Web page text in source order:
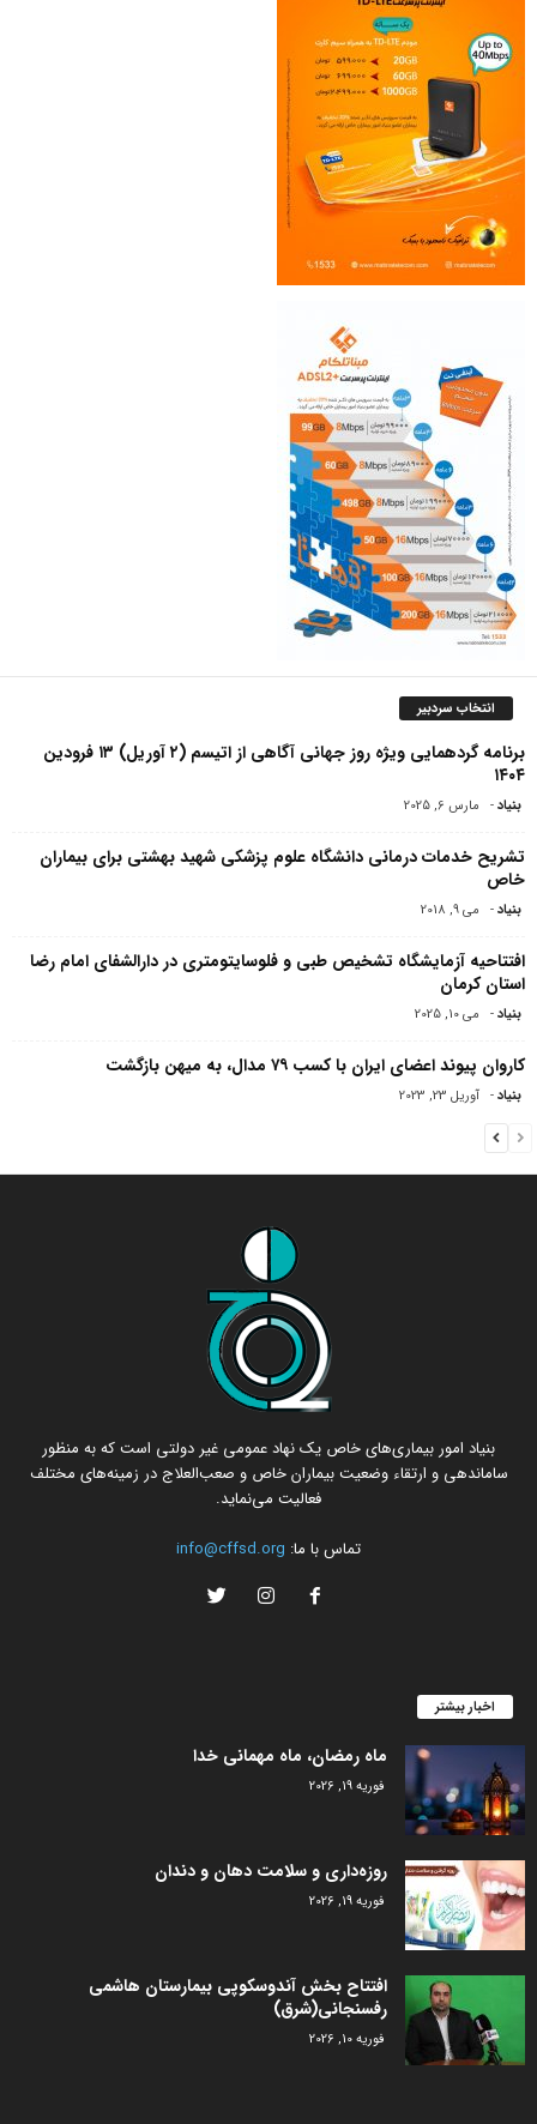
انتخاب سردبیر
برنامه گردهمایی ویژه روز جهانی آگاهی از اتیسم (۲ آوریل) ۱۳ فرودین
۱۴۰۴
بنیاد- مارس 6, 2025
تشریح خدمات درمانی دانشگاه علوم پزشکی شهید بهشتی برای بیماران
خاص
بنیاد- می 9, 2018
افتتاحیه آزمایشگاه تشخیص طبی و فلوسایتومتری در دارالشفای امام رضا
استان کرمان
بنیاد- می 10, 2025
کاروان پیوند اعضای ایران با کسب ۷۹ مدال، به میهن بازگشت
بنیاد- آوریل 23, 2023
بنیاد امور بیماری‌های خاص یک نهاد عمومی غیر دولتی است که به منظور
ساماندهی و ارتقاء وضعیت بیماران خاص و صعب‌العلاج در زمینه‌های مختلف
فعالیت می‌نماید.
تماس با ما: info@cffsd.org
اخبار بیشتر
ماه رمضان، ماه مهمانی خدا
فوریه 19, 2026
روزه‌داری و سلامت دهان و دندان
فوریه 19, 2026
افتتاح بخش آندوسکوپی بیمارستان هاشمی
رفسنجانی(شرق)
فوریه 10, 2026